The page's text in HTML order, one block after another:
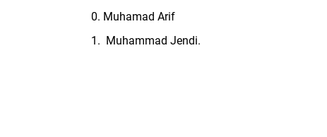
Muhamad Arif
Muhammad Jendi.